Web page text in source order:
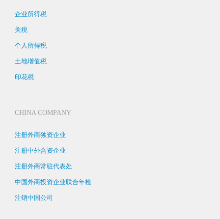
企业所得税
关税
个人所得税
土地增值税
印花税
CHINA COMPANY
注册外商独资企业
注册中外合资企业
注册外商常驻代表处
中国外商投资企业联合年检
注销中国公司